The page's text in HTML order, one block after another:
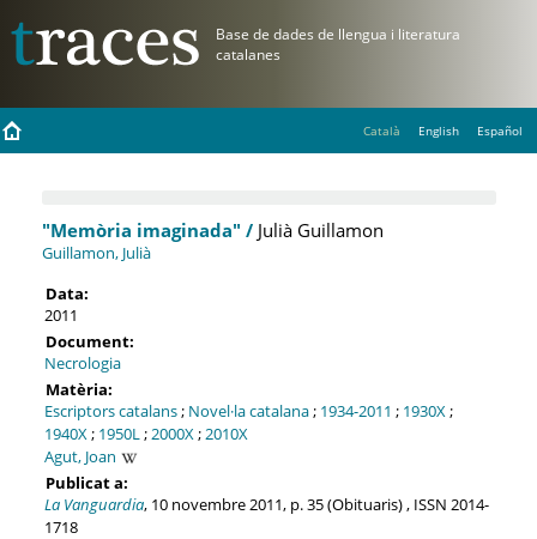
Català English Español
"Memòria imaginada" /Julià Guillamon
Guillamon, Julià
Data:
2011
Document:
Necrologia
Matèria:
Escriptors catalans; Novel·la catalana; 1934-2011 ; 1930X;
1940X; 1950L;2000X;2010X
Agut, Joan
Publicat a:
La Vanguardia, 10 novembre 2011, p. 35 (Obituaris) , ISSN 2014-
1718